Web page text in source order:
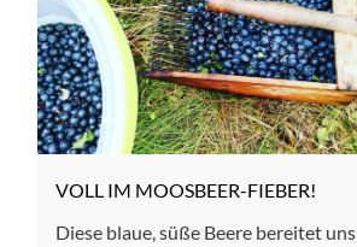
VOLL IM MOOSBEER-FIEBER!
Diese blaue, süße Beere bereitet uns